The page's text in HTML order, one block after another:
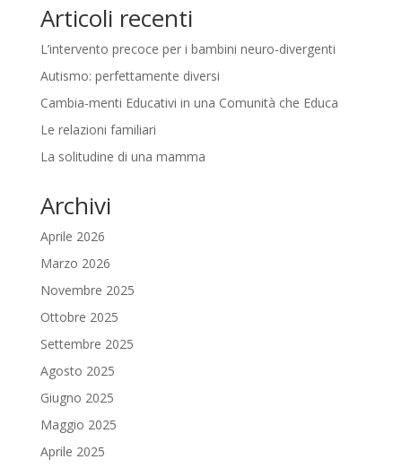
Articoli recenti
L’intervento precoce per i bambini neuro-divergenti
Autismo: perfettamente diversi
Cambia-menti Educativi in una Comunità che Educa
Le relazioni familiari
La solitudine di una mamma
Archivi
Aprile 2026
Marzo 2026
Novembre 2025
Ottobre 2025
Settembre 2025
Agosto 2025
Giugno 2025
Maggio 2025
Aprile 2025